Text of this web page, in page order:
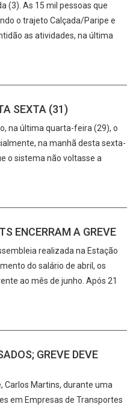
(3). As 15 mil pessoas que
o trajeto Calçada/Paripe e
as atividades, na última
SEXTA (31)
na última quarta-feira (29), o
na manhã desta sexta-
o sistema não voltasse a
ENCERRAM A GREVE
realizada na Estação
do salário de abril, os
ao mês de junho. Após 21
GREVE DEVE
Carlos Martins, durante uma
em Empresas de Transportes